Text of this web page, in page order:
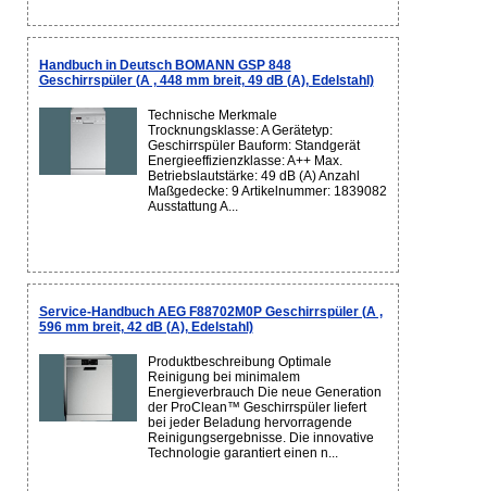
Handbuch in Deutsch BOMANN GSP 848
Geschirrspüler (A , 448 mm breit, 49 dB (A), Edelstahl)
Technische Merkmale
Trocknungsklasse: A Gerätetyp:
Geschirrspüler Bauform: Standgerät
Energieeffizienzklasse: A++ Max.
Betriebslautstärke: 49 dB (A) Anzahl
Maßgedecke: 9 Artikelnummer: 1839082
Ausstattung A...
Service-Handbuch AEG F88702M0P Geschirrspüler (A ,
596 mm breit, 42 dB (A), Edelstahl)
Produktbeschreibung Optimale
Reinigung bei minimalem
Energieverbrauch Die neue Generation
der ProClean™ Geschirrspüler liefert
bei jeder Beladung hervorragende
Reinigungsergebnisse. Die innovative
Technologie garantiert einen n...